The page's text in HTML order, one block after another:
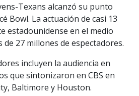
Texans alcanzó su punto
Bowl. La actuación de casi 13
estadounidense en el medio
27 millones de espectadores.
incluyen la audiencia en
que sintonizaron en CBS en
Baltimore y Houston.